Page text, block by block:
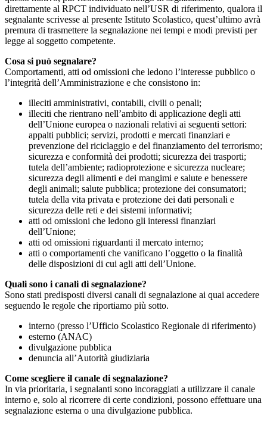
direttamente al RPCT individuato nell’USR di riferimento, qualora il
segnalante scrivesse al presente Istituto Scolastico, quest’ultimo avrà
premura di trasmettere la segnalazione nei tempi e modi previsti per
legge al soggetto competente.
Cosa si può segnalare?
Comportamenti, atti od omissioni che ledono l’interesse pubblico o
l’integrità dell’Amministrazione e che consistono in:
illeciti amministrativi, contabili, civili o penali;
illeciti che rientrano nell’ambito di applicazione degli atti
dell’Unione europea o nazionali relativi ai seguenti settori:
appalti pubblici; servizi, prodotti e mercati finanziari e
prevenzione del riciclaggio e del finanziamento del terrorismo;
sicurezza e conformità dei prodotti; sicurezza dei trasporti;
tutela dell’ambiente; radioprotezione e sicurezza nucleare;
sicurezza degli alimenti e dei mangimi e salute e benessere
degli animali; salute pubblica; protezione dei consumatori;
tutela della vita privata e protezione dei dati personali e
sicurezza delle reti e dei sistemi informativi;
atti od omissioni che ledono gli interessi finanziari
dell’Unione;
atti od omissioni riguardanti il mercato interno;
atti o comportamenti che vanificano l’oggetto o la finalità
delle disposizioni di cui agli atti dell’Unione.
Quali sono i canali di segnalazione?
Sono stati predisposti diversi canali di segnalazione ai quai accedere
seguendo le regole che riportiamo più sotto.
interno (presso l’Ufficio Scolastico Regionale di riferimento)
esterno (ANAC)
divulgazione pubblica
denuncia all’Autorità giudiziaria
Come scegliere il canale di segnalazione?
In via prioritaria, i segnalanti sono incoraggiati a utilizzare il canale
interno e, solo al ricorrere di certe condizioni, possono effettuare una
segnalazione esterna o una divulgazione pubblica.